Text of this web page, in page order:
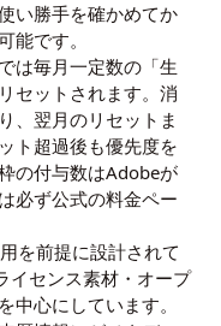
い勝手を確かめてか
能です。
は毎月一定数の「生
セットされます。消
、翌月のリセットま
ト超過後も優先度を
の付与数はAdobeが
必ず公式の料金ペー
を前提に設計されて
イセンス素材・オープ
中心にしています。